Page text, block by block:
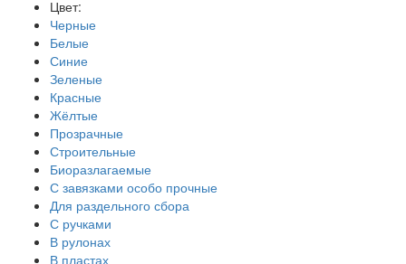
Цвет:
Черные
Белые
Синие
Зеленые
Красные
Жёлтые
Прозрачные
Строительные
Биоразлагаемые
С завязками особо прочные
Для раздельного сбора
С ручками
В рулонах
В пластах